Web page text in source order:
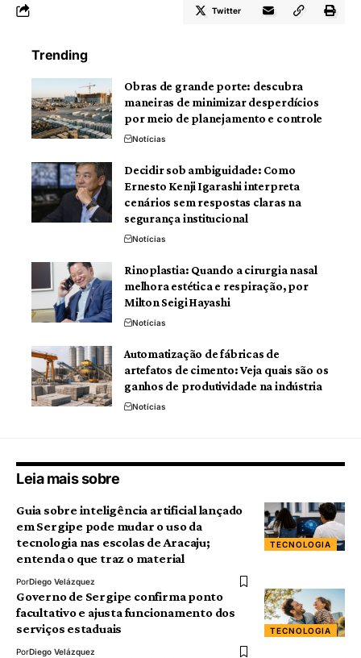
Twitter
Trending
Obras de grande porte: descubra
maneiras de minimizar desperdícios
por meio de planejamento e controle
Notícias
Decidir sob ambiguidade: Como
Ernesto Kenji Igarashi interpreta
cenários sem respostas claras na
segurança institucional
Notícias
Rinoplastia: Quando a cirurgia nasal
melhora estética e respiração, por
Milton Seigi Hayashi
Notícias
Automatização de fábricas de
artefatos de cimento: Veja quais são os
ganhos de produtividade na indústria
Notícias
Leia mais sobre
TECNOLOGIA
Guia sobre inteligência artificial lançado
em Sergipe pode mudar o uso da
tecnologia nas escolas de Aracaju;
entenda o que traz o material
PorDiego Velázquez
TECNOLOGIA
Governo de Sergipe confirma ponto
facultativo e ajusta funcionamento dos
serviços estaduais
PorDiego Velázquez